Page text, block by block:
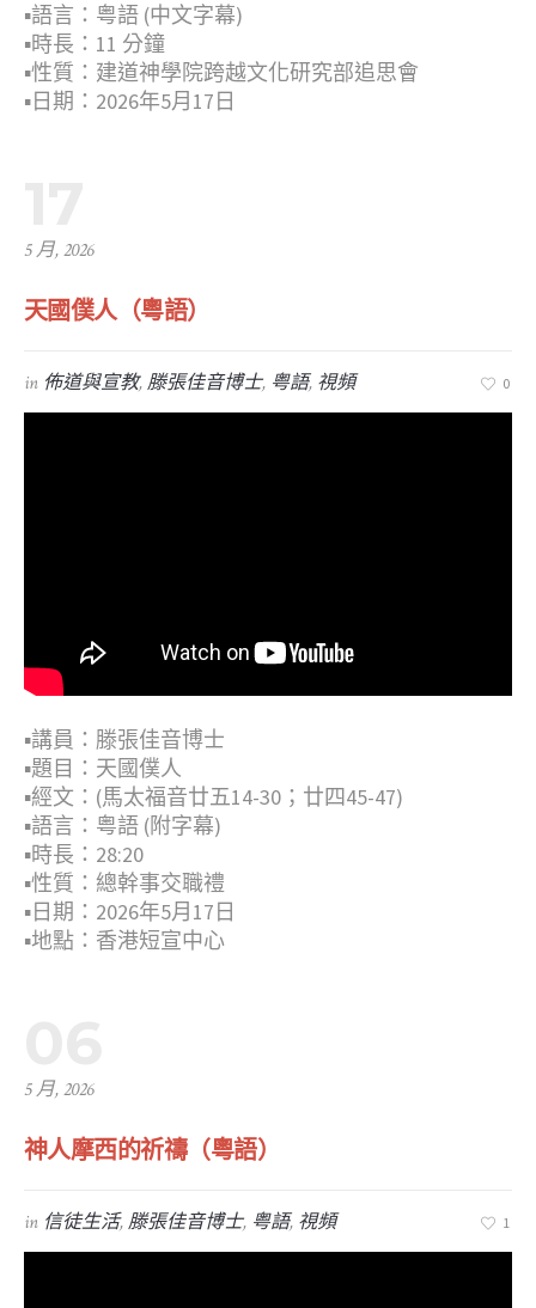
▪︎語言：粤語 (中文字幕)
▪︎時長：11 分鐘
▪︎性質：建道神學院跨越文化研究部追思會
▪︎日期：2026年5月17日
5 月, 2026
天國僕人（粵語）
in 佈道與宣教,滕張佳音博士, 粤語, 視頻 0
▪︎講員：滕張佳音博士
▪︎題目：天國僕人
▪︎經文：(馬太福音廿五14-30；廿四45-47)
▪︎語言：粤語 (附字幕)
▪︎時長：28:20
▪︎性質：總幹事交職禮
▪︎日期：2026年5月17日
▪︎地點：香港短宣中心
5 月, 2026
神人摩西的祈禱（粵語）
in 信徒生活,滕張佳音博士, 粤語, 視頻 1